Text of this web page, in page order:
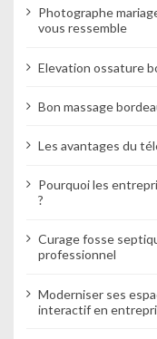
Photographe
vous ressemble
Elevation ossature
Bon massage
Les avantages du
Pourquoi les
?
Curage fosse
professionnel
Moderniser ses
interactif en